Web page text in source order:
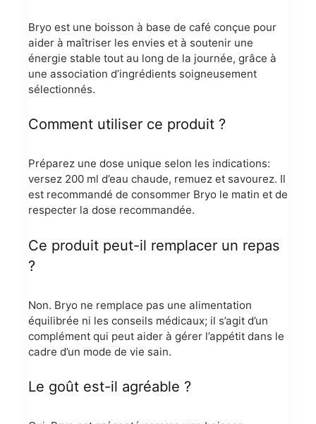
Bryo est une boisson à base de café conçue pour
aider à maîtriser les envies et à soutenir une
énergie stable tout au long de la journée, grâce à
une association d’ingrédients soigneusement
sélectionnés.
Comment utiliser ce produit ?
Préparez une dose unique selon les indications:
versez 200 ml d’eau chaude, remuez et savourez. Il
est recommandé de consommer Bryo le matin et de
respecter la dose recommandée.
Ce produit peut-il remplacer un repas
?
Non. Bryo ne remplace pas une alimentation
équilibrée ni les conseils médicaux; il s’agit d’un
complément qui peut aider à gérer l’appétit dans le
cadre d’un mode de vie sain.
Le goût est-il agréable ?